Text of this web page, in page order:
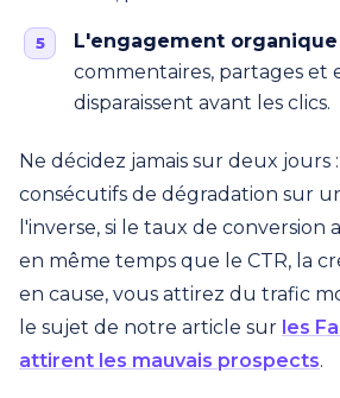
L'engagement organique
commentaires, partages et
disparaissent avant les clics.
Ne décidez jamais sur deux jours
consécutifs de dégradation sur
l'inverse, si le taux de conversion
en même temps que le CTR, la
en cause, vous attirez du trafic
le sujet de notre article sur les
attirent les mauvais prospects.